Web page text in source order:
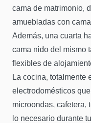
cama de matrimonio,
amuebladas con
Además, una cuarta
cama nido del mismo
flexibles de
La cocina, totalmente
electrodomésticos
microondas, cafetera,
lo necesario durante